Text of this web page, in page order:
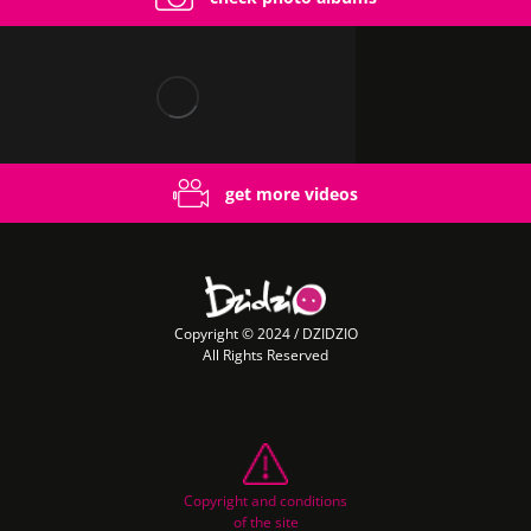
get more videos
Copyright © 2024 / DZIDZIO
All Rights Reserved
Copyright and conditions
of the site